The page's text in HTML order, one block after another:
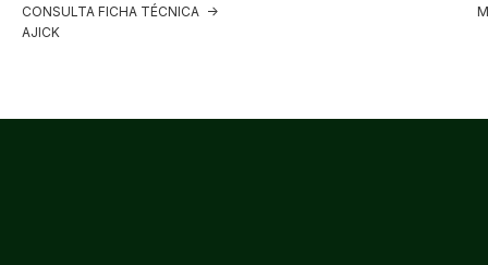
CONSULTA FICHA TÉCNICA ->
AJICK